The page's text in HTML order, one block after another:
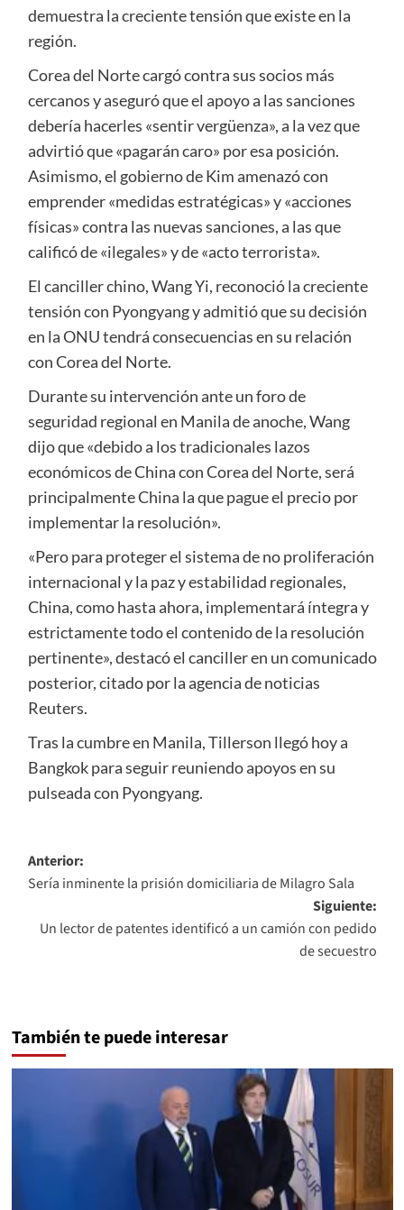
demuestra la creciente tensión que existe en la
región.
Corea del Norte cargó contra sus socios más
cercanos y aseguró que el apoyo a las sanciones
debería hacerles «sentir vergüenza», a la vez que
advirtió que «pagarán caro» por esa posición.
Asimismo, el gobierno de Kim amenazó con
emprender «medidas estratégicas» y «acciones
físicas» contra las nuevas sanciones, a las que
calificó de «ilegales» y de «acto terrorista».
El canciller chino, Wang Yi, reconoció la creciente
tensión con Pyongyang y admitió que su decisión
en la ONU tendrá consecuencias en su relación
con Corea del Norte.
Durante su intervención ante un foro de
seguridad regional en Manila de anoche, Wang
dijo que «debido a los tradicionales lazos
económicos de China con Corea del Norte, será
principalmente China la que pague el precio por
implementar la resolución».
«Pero para proteger el sistema de no proliferación
internacional y la paz y estabilidad regionales,
China, como hasta ahora, implementará íntegra y
estrictamente todo el contenido de la resolución
pertinente», destacó el canciller en un comunicado
posterior, citado por la agencia de noticias
Reuters.
Tras la cumbre en Manila, Tillerson llegó hoy a
Bangkok para seguir reuniendo apoyos en su
pulseada con Pyongyang.
Navegación
de
entradas
Anterior:
Sería inminente la prisión domiciliaria de Milagro Sala
Siguiente:
Un lector de patentes identificó a un camión con pedido
de secuestro
También te puede interesar